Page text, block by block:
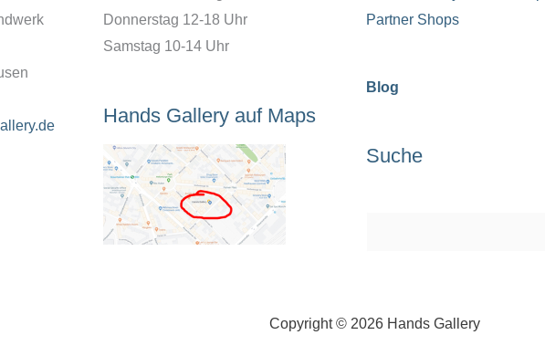
Donnerstag 12-18 Uhr
Samstag 10-14 Uhr
Hands Gallery auf Maps
Partner Shops
Blog
Suche
Copyright © 2026 Hands Gallery